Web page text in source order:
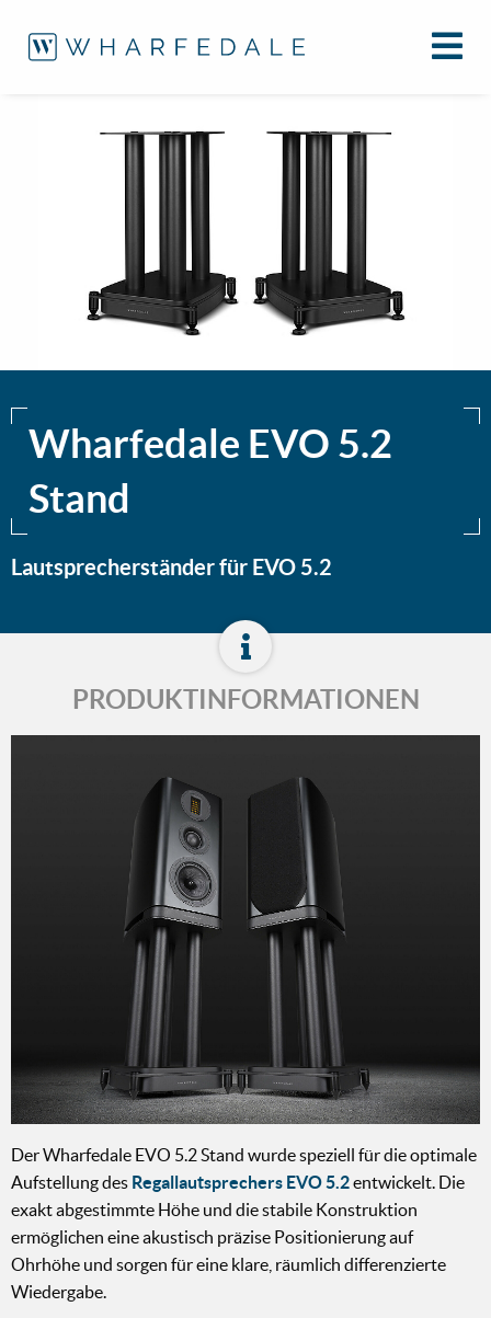
Wharfedale EVO 5.2
Stand
Lautsprecherständer für EVO 5.2
PRODUKTINFORMATIONEN
Der Wharfedale EVO 5.2 Stand wurde speziell für die optimale
Aufstellung des Regallautsprechers EVO 5.2entwickelt. Die
exakt abgestimmte Höhe und die stabile Konstruktion
ermöglichen eine akustisch präzise Positionierung auf
Ohrhöhe und sorgen für eine klare, räumlich differenzierte
Wiedergabe.